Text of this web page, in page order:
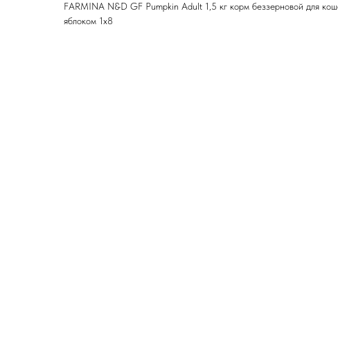
FARMINA N&D GF Pumpkin Adult 1,5 кг корм беззерновой для
яблоком 1х8